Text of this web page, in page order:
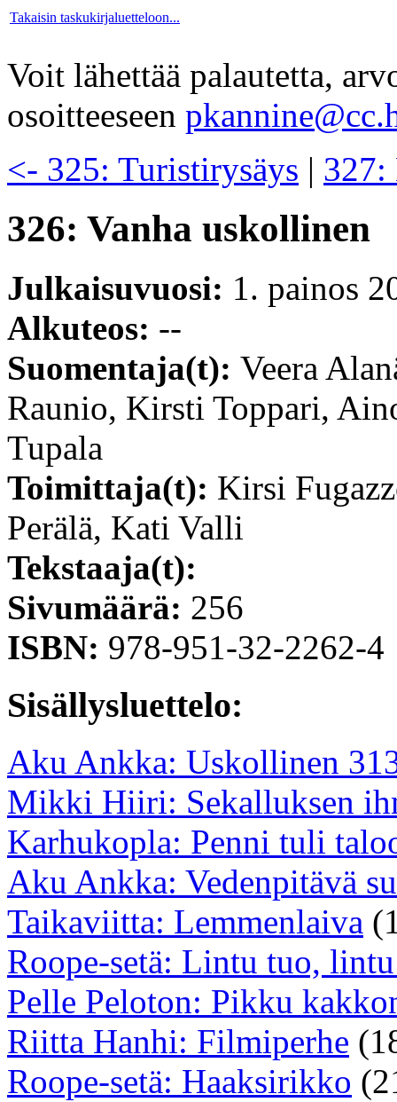
Takaisin taskukirjaluetteloon...
Voit lähettää palautetta,
osoitteeseen
<- 325: Turistirysäys | 327:
326: Vanha uskollinen
Julkaisuvuosi: 1. painos
Alkuteos: --
Suomentaja(t): Veera
Raunio, Kirsti Toppari,
Tupala
Toimittaja(t): Kirsi
Perälä, Kati Valli
Tekstaaja(t):
Sivumäärä: 256
ISBN: 978-951-32-2262-4
Sisällysluettelo:
Aku Ankka: Uskollinen
Mikki Hiiri: Sekalluksen
Karhukopla: Penni tuli
Aku Ankka: Vedenpitävä
Taikaviitta: Lemmenlaiva
Roope-setä: Lintu tuo,
Pelle Peloton: Pikku
Riitta Hanhi: Filmiperhe
Roope-setä: Haaksirikko